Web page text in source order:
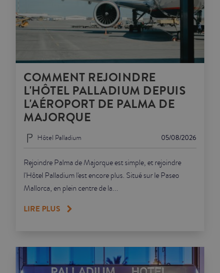
COMMENT REJOINDRE
L'HÔTEL PALLADIUM DEPUIS
L'AÉROPORT DE PALMA DE
MAJORQUE
05/08/2026
Hôtel Palladium
Rejoindre Palma de Majorque est simple, et rejoindre
l'Hôtel Palladium l'est encore plus. Situé sur le Paseo
Mallorca, en plein centre de la...
LIRE PLUS